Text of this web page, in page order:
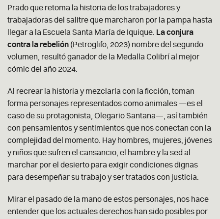
Prado que retoma la historia de los trabajadores y
trabajadoras del salitre que marcharon por la pampa hasta
llegar a la Escuela Santa María de Iquique. La conjura
contra la rebelión (Petroglifo, 2023) nombre del segundo
volumen, resultó ganador de la Medalla Colibrí al mejor
cómic del año 2024.
Al recrear la historia y mezclarla con la ficción, toman
forma personajes representados como animales —es el
caso de su protagonista, Olegario Santana—, así también
con pensamientos y sentimientos que nos conectan con la
complejidad del momento. Hay hombres, mujeres, jóvenes
y niños que sufren el cansancio, el hambre y la sed al
marchar por el desierto para exigir condiciones dignas
para desempeñar su trabajo y ser tratados con justicia.
Mirar el pasado de la mano de estos personajes, nos hace
entender que los actuales derechos han sido posibles por